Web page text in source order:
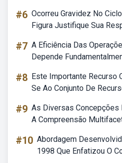
#6 Ocorreu Gravidez No
Figura Justifique Sua
#7 A Eficiência Das
Depende
#8 Este Importante Recurso
Se Ao Conjunto De
#9 As Diversas Concepções
A Compreensão
#10 Abordagem
1998 Que Enfatizou O